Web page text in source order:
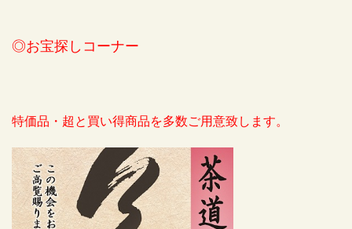
◎お宝探しコーナー
特価品・超と買い得商品を多数ご用意致します。